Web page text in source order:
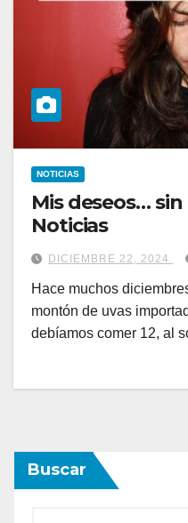
NOTICIAS
Mis deseos…
Noticias
DICIEMBRE 22, 2024
Hace muchos
montón de uvas
debíamos comer 12, al
Buscar